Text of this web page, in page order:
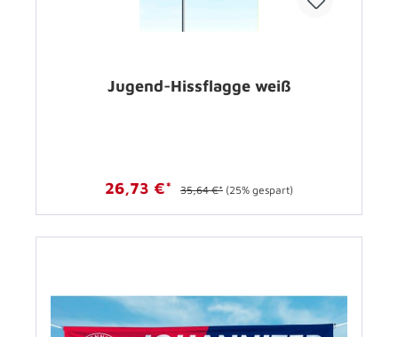
Jugend-Hissflagge weiß
26,73 €* 35,64 €* (25% gespart)